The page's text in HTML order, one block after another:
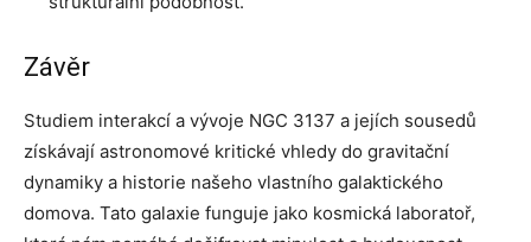
Závěr
Studiem interakcí a vývoje NGC 3137 a jejích sousedů
získávají astronomové kritické vhledy do gravitační
dynamiky a historie našeho vlastního galaktického
domova. Tato galaxie funguje jako kosmická laboratoř,